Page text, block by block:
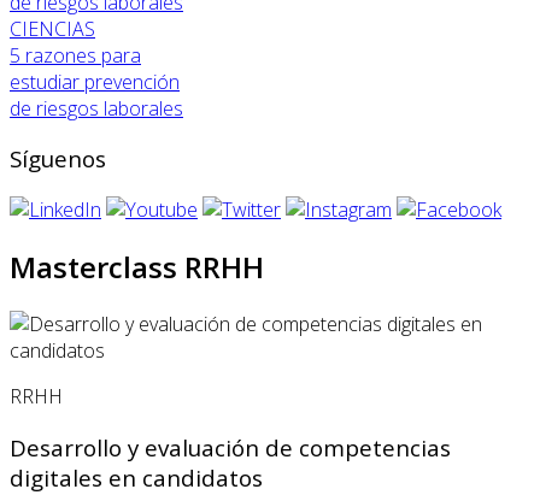
CIENCIAS
5 razones para
estudiar prevención
de riesgos laborales
Síguenos
Masterclass RRHH
RRHH
Desarrollo y evaluación de competencias
digitales en candidatos